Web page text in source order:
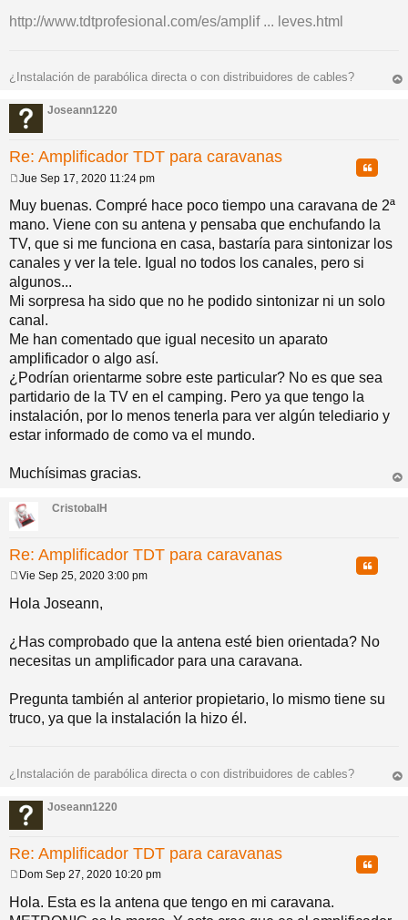
http://www.tdtprofesional.com/es/amplif ... leves.html
¿Instalación de parabólica directa o con distribuidores de cables?
Joseann1220
Re: Amplificador TDT para caravanas
Citar
e
n
s
a
e
Jue Sep 17, 2020 11:24 pm
Muy buenas. Compré hace poco tiempo una caravana de 2ª
mano. Viene con su antena y pensaba que enchufando la
TV, que si me funciona en casa, bastaría para sintonizar los
canales y ver la tele. Igual no todos los canales, pero si
algunos...
Mi sorpresa ha sido que no he podido sintonizar ni un solo
canal.
Me han comentado que igual necesito un aparato
amplificador o algo así.
¿Podrían orientarme sobre este particular? No es que sea
partidario de la TV en el camping. Pero ya que tengo la
instalación, por lo menos tenerla para ver algún telediario y
estar informado de como va el mundo.
Muchísimas gracias.
CristobalH
Re: Amplificador TDT para caravanas
Citar
e
n
a
j
e
Vie Sep 25, 2020 3:00 pm
Hola Joseann,
¿Has comprobado que la antena esté bien orientada? No
necesitas un amplificador para una caravana.
Pregunta también al anterior propietario, lo mismo tiene su
truco, ya que la instalación la hizo él.
¿Instalación de parabólica directa o con distribuidores de cables?
Joseann1220
Re: Amplificador TDT para caravanas
Citar
e
n
Dom Sep 27, 2020 10:20 pm
Hola. Esta es la antena que tengo en mi caravana.